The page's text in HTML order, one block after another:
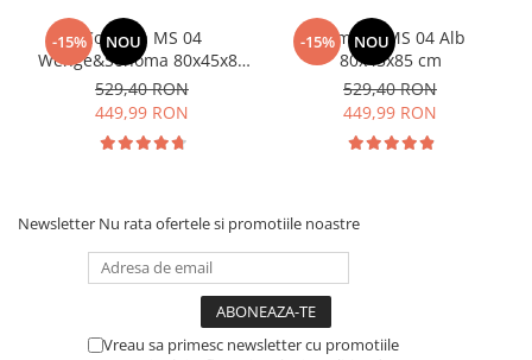
-15% NOU
Comoda MS 04
Wenge&Sonoma 80x45x85
cm
529,40 RON
449,99 RON
-15% NOU
Comoda MS 04 Alb
80x45x85 cm
529,40 RON
449,99 RON
Newsletter Nu rata ofertele si promotiile noastre
Vreau sa primesc newsletter cu promotiile